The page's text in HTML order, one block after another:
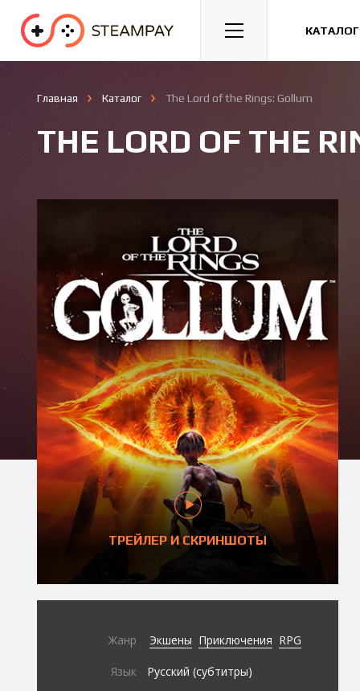
Спорт Гонки Казуальные
Главная Каталог The Lord of the Rings: Gollum
THE LORD OF THE
ТРЕЙЛЕР И СКРИНШОТЫ
Жанр Экшены Приключения RPG
Язык Русский (субтитры)